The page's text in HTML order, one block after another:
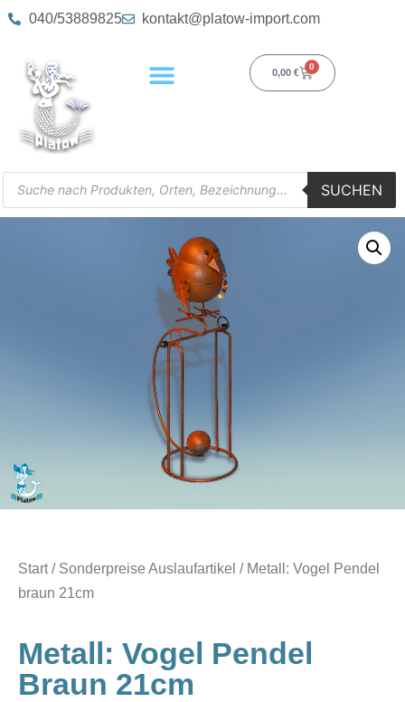
040/53889825 kontakt@platow-import.com
0,00 €
0
SUCHEN
Start/ Sonderpreise Auslaufartikel / Metall: Vogel Pendel
braun 21cm
Metall: Vogel Pendel
Braun 21cm